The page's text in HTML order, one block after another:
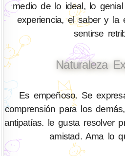
medio de lo ideal, lo
experiencia, el saber y la
sentirse
Naturaleza
Es empeñoso. Se
comprensión para los
antipatías. le gusta resolver
amistad. Ama lo